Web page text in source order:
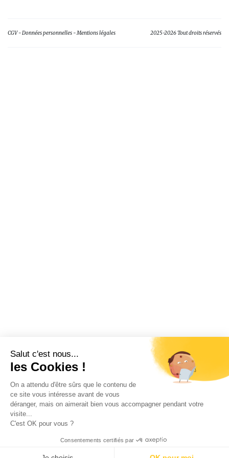
CGV Données personnelles Mentions légales 2025-2026 Tout droits réservés
Salut c'est nous...
les Cookies !
On a attendu d'être sûrs que le contenu de
ce site vous intéresse avant de vous
déranger, mais on aimerait bien vous accompagner pendant votre
visite...
C'est OK pour vous ?
Consentements certifiés par